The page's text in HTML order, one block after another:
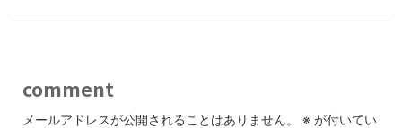
comment
メールアドレスが公開されることはありません。 ※ が付いてい